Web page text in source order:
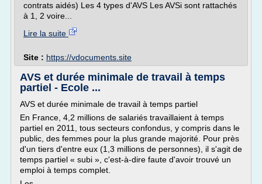
contrats aidés) Les 4 types d'AVS Les AVSi sont rattachés
à 1, 2 voire...
Lire la suite
Site : https://vdocuments.site
AVS et durée minimale de travail à temps
partiel - Ecole ...
AVS et durée minimale de travail à temps partiel
En France, 4,2 millions de salariés travaillaient à temps
partiel en 2011, tous secteurs confondus, y compris dans le
public, des femmes pour la plus grande majorité. Pour près
d'un tiers d'entre eux (1,3 millions de personnes), il s'agit de
temps partiel « subi », c'est-à-dire faute d'avoir trouvé un
emploi à temps complet.